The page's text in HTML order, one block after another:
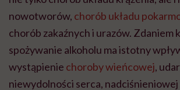
nowotworów, chorób układu
chorób zakaźnych i urazów. Zdaniem
spożywanie alkoholu ma istotny
wystąpienie choroby wieńcowej,
niewydolności serca,